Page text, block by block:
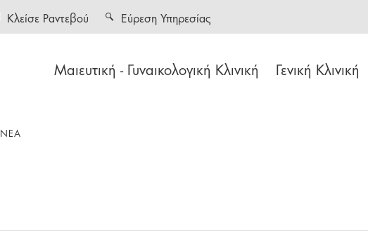
Μαιευτική - Γυναικολογική Κλινική Γενική Κλινική
Κλείσε Ραντεβού Εύρεση Υπηρεσίας
ΝΕΑ